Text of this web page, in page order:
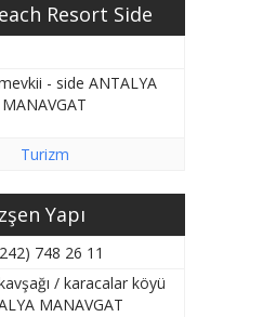
Resort Side
mevkii - side ANTALYA
MANAVGAT
Turizm
Yapı
748 26 11
/ karacalar köyü
MANAVGAT